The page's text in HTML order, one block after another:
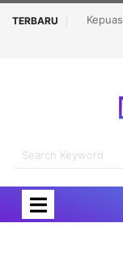
TERBARU
Tertinggi